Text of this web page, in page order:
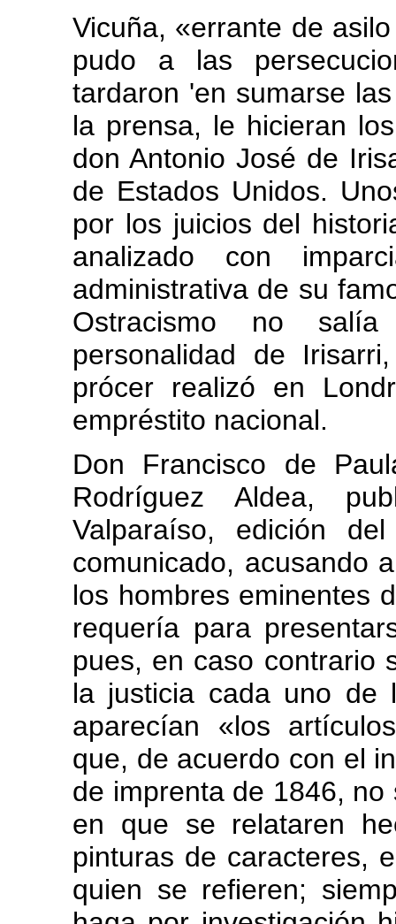
Vicuña, «errante de
pudo a las
tardaron 'en sumarse
la prensa, le hicieran
don Antonio José de
de Estados Unidos.
por los juicios del
analizado con
administrativa de su
Ostracismo no
personalidad de
prócer realizó en
empréstito nacional.
Don Francisco de
Rodríguez Aldea,
Valparaíso, edición
comunicado, acusando
los hombres eminentes
requería para
pues, en caso contrario
la justicia cada uno de
aparecían «los
que, de acuerdo con el
de imprenta de 1846,
en que se relataren
pinturas de caracteres,
quien se refieren;